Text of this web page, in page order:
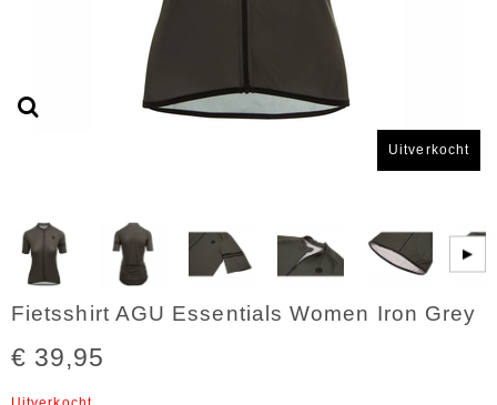
Uitverkocht
▶
Fietsshirt AGU Essentials Women Iron Grey
€ 39,95